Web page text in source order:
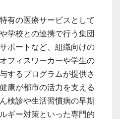
有の医療サービスとして
学校との連携で行う集団
ポートなど、組織向けの
フィスワーカーや学生の
するプログラムが提供さ
康が都市の活力を支える
検診や生活習慣病の早期
ギー対策といった専門的